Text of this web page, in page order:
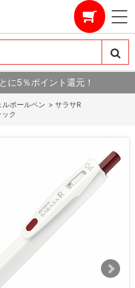
に5％ポイント還元！
ルボールペン > サラサR
ク